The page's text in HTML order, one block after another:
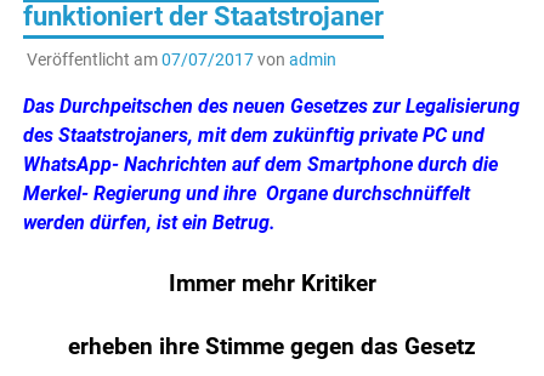
funktioniert der Staatstrojaner
Veröffentlicht am07/07/2017von admin
Das Durchpeitschen des neuen Gesetzes zur Legalisierung
des Staatstrojaners, mit dem zukünftig private PC und
WhatsApp- Nachrichten auf dem Smartphone durch die
Merkel- Regierung und ihre Organe durchschnüffelt
werden dürfen, ist ein Betrug.
Immer mehr Kritiker
erheben ihre Stimme gegen das Gesetz